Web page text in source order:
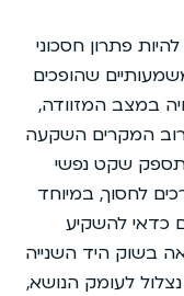
פתרון חסכוני
שהופכים
במצב המזוודה,
המקרים השקעה
תספק שקט נפשי
לחסוך, במיוחד
כדאי להשקיע
בשוק היד השנייה
לעומק הנושא,